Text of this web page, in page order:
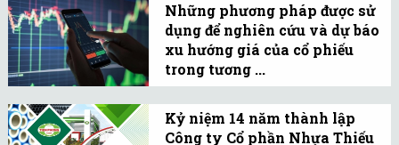
nhận định là nơi lưu trú
tiền đầu tư an toàn số 1
thời kỳ dịch bệnh còn
diễn biến khó lường.
Những phương pháp được sử
dụng để nghiên cứu và dự báo
xu hướng giá của cổ phiếu
trong tương ...
Phân tích cơ bản và phân
tích kỹ thuật được sử
Kỷ niệm 14 năm thành lập
Công ty Cổ phần Nhựa Thiếu